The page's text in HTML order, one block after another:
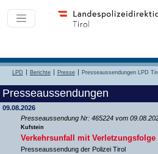
LPD Berichte Presse Presseaussendungen LPD
Presseaussendungen
09.08.2026
Presseaussendung Nr: 465224 vom
Kufstein
Verkehrsunfall mit Verletzungsfolge
Presseaussendung der Polizei Tirol